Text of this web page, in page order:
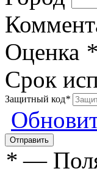
Оценка *
Срок
Защитный код*
* —